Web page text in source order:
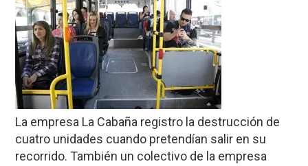
La empresa La Cabaña registro la destrucción de
cuatro unidades cuando pretendían salir en su
recorrido. También un colectivo de la empresa